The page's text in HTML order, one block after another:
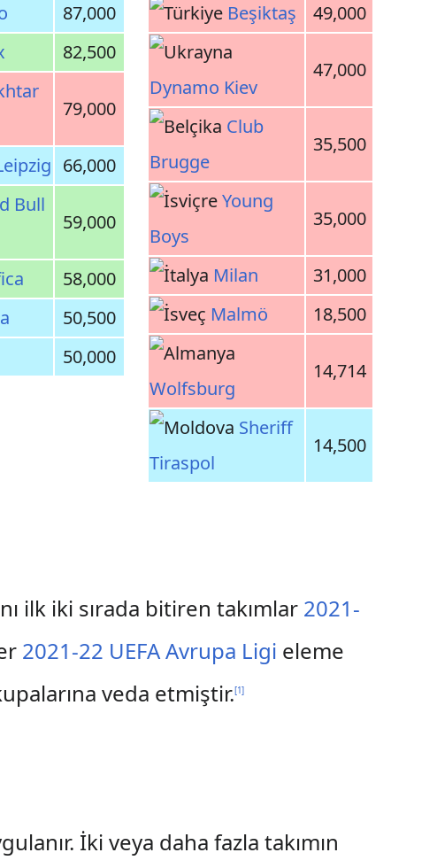
87,000
82,500
79,000
66,000
Bull
59,000
58,000
50,500
50,000
Beşiktaş
49,000
Dynamo Kiev
47,000
Club
Brugge
35,500
Young
Boys
35,000
Milan
31,000
Malmö
18,500
Wolfsburg
14,714
Sheriff
Tiraspol
14,500
ilk iki sırada bitiren takımlar 2021-
2021-22 UEFA Avrupa Ligi eleme
veda etmiştir.[1]
İki veya daha fazla takımın